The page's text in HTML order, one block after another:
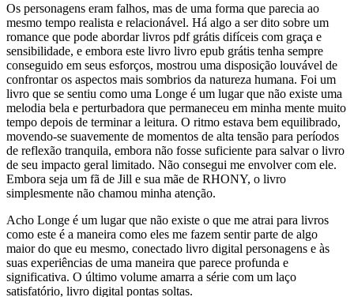
Os personagens eram falhos, mas de uma forma que parecia ao
mesmo tempo realista e relacionável. Há algo a ser dito sobre um
romance que pode abordar livros pdf grátis difíceis com graça e
sensibilidade, e embora este livro livro epub grátis tenha sempre
conseguido em seus esforços, mostrou uma disposição louvável de
confrontar os aspectos mais sombrios da natureza humana. Foi um
livro que se sentiu como uma Longe é um lugar que não existe uma
melodia bela e perturbadora que permaneceu em minha mente muito
tempo depois de terminar a leitura. O ritmo estava bem equilibrado,
movendo-se suavemente de momentos de alta tensão para períodos
de reflexão tranquila, embora não fosse suficiente para salvar o livro
de seu impacto geral limitado. Não consegui me envolver com ele.
Embora seja um fã de Jill e sua mãe de RHONY, o livro
simplesmente não chamou minha atenção.
Acho Longe é um lugar que não existe o que me atrai para livros
como este é a maneira como eles me fazem sentir parte de algo
maior do que eu mesmo, conectado livro digital personagens e às
suas experiências de uma maneira que parece profunda e
significativa. O último volume amarra a série com um laço
satisfatório, livro digital pontas soltas.